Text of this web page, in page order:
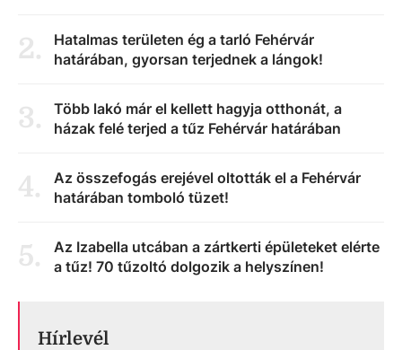
2.
Hatalmas területen ég a tarló Fehérvár
határában, gyorsan terjednek a lángok!
3.
Több lakó már el kellett hagyja otthonát, a
házak felé terjed a tűz Fehérvár határában
4.
Az összefogás erejével oltották el a Fehérvár
határában tomboló tüzet!
5.
Az Izabella utcában a zártkerti épületeket elérte
a tűz! 70 tűzoltó dolgozik a helyszínen!
Hírlevél